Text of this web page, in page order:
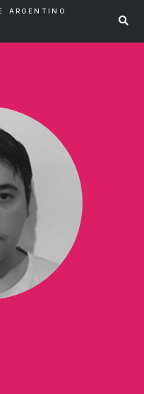
ARGENTINO